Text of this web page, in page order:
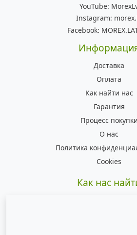
YouTube:
Instagram:
Facebook:
Доставка
Оплата
Как найти нас
Гарантия
Процесс покупки
О нас
Политика
Cookies
Как нас